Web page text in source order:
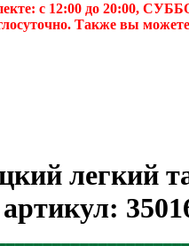
с 12:00 до 20:00,
Также вы
легкий